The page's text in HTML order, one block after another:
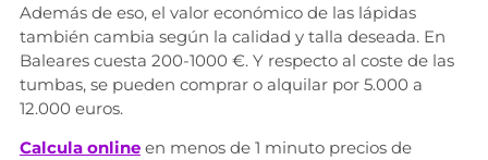
Además de eso, el valor económico de las lápidas
también cambia según la calidad y talla deseada. En
Baleares cuesta 200-1000 €. Y respecto al coste de las
tumbas, se pueden comprar o alquilar por 5.000 a
12.000 euros.
Calcula onlineen menos de 1 minuto precios de